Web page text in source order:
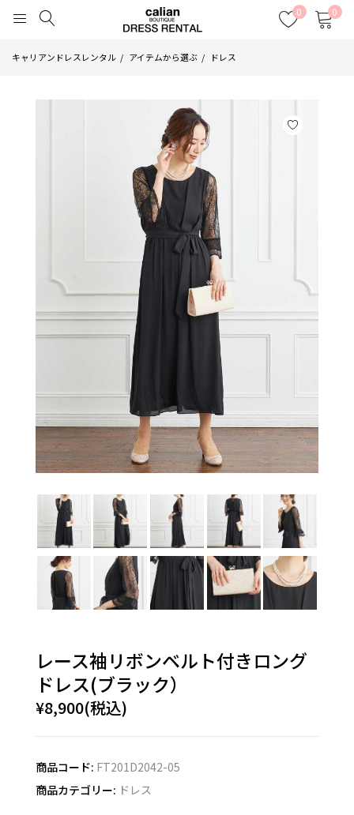
0 0
キャリアンドレスレンタル アイテムから選ぶ ドレス
レース袖リボンベルト付きロング
ドレス(ブラック）
¥8,900(税込)
商品コード: FT201D2042-05
商品カテゴリー: ドレス